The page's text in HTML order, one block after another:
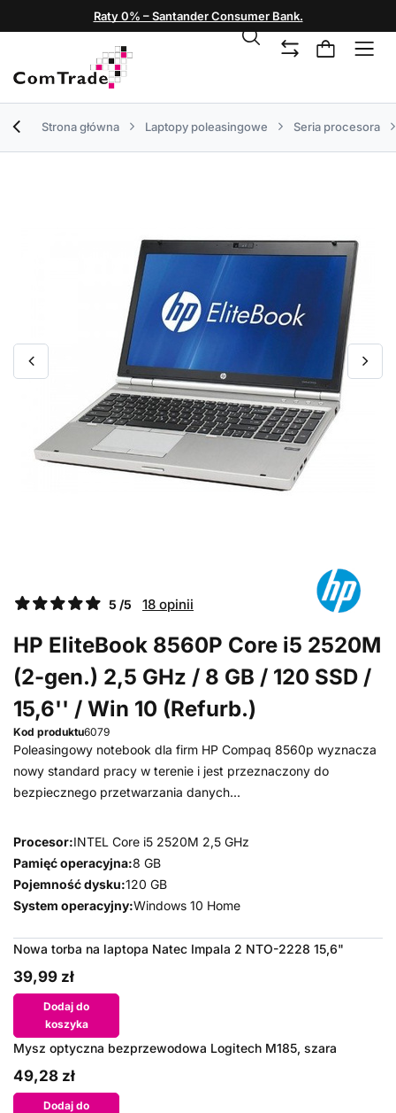
Raty 0% – Santander Consumer Bank.
Strona główna Laptopy poleasingowe Seria procesora
5 /5 18 opinii
HP EliteBook 8560P Core i5 2520M
(2-gen.) 2,5 GHz / 8 GB / 120 SSD /
15,6'' / Win 10 (Refurb.)
Kod produktu6079
Poleasingowy notebook dla firm HP Compaq 8560p wyznacza
nowy standard pracy w terenie i jest przeznaczony do
bezpiecznego przetwarzania danych...
Procesor:INTEL Core i5 2520M 2,5 GHz
Pamięć operacyjna:8 GB
Pojemność dysku:120 GB
System operacyjny:Windows 10 Home
Nowa torba na laptopa Natec Impala 2 NTO-2228 15,6"
39,99 zł
Dodaj do
koszyka
Mysz optyczna bezprzewodowa Logitech M185, szara
49,28 zł
Dodaj do